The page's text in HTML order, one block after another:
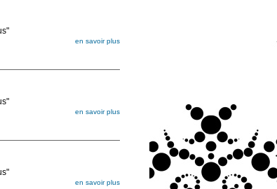
en savoir plus
en savoir plus
en savoir plus